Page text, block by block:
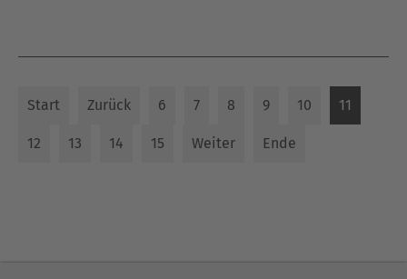
Start Zurück 6 7 8 9 10 11
12 13 14 15 Weiter Ende